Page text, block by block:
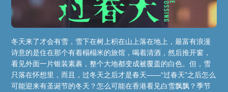
冬天来了才会有雪，雪下在树上积在山上落在地上，最富有浪漫
诗意的是住在那个有着榻榻米的旅馆，喝着清酒，然后推开窗，
看见外面一片银装素裹，整个大地都变成被覆盖的白色。但，雪
只落在怀想里，而且，过冬天之后才是春天——“过春天”之后怎么
可能迎来有圣诞节的冬天？怎么可能在香港看见白雪飘飘？季节